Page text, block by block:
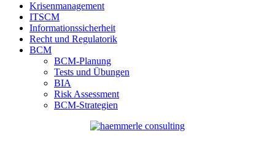
Krisenmanagement
ITSCM
Informationssicherheit
Recht und Regulatorik
BCM
BCM-Planung
Tests und Übungen
BIA
Risk Assessment
BCM-Strategien